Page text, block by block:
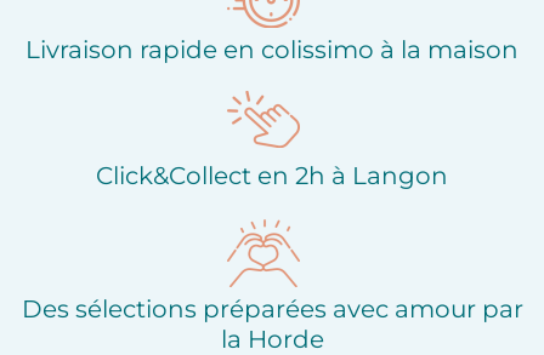
Livraison rapide en colissimo à la maison
Click&Collect en 2h à Langon
Des sélections préparées avec amour par
la Horde